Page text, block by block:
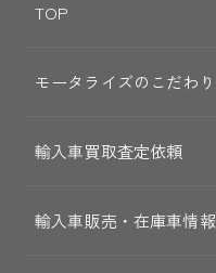
TOP
モータライズのこだわり
輸入車買取査定依頼
輸入車販売・在庫車情報